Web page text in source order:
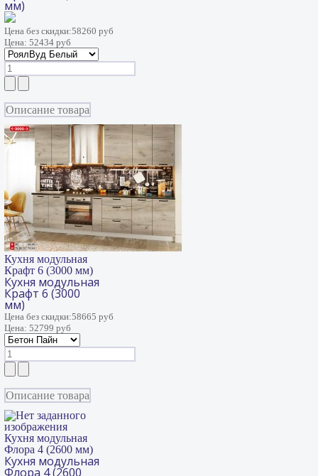
мм)
Цена без скидки:58260 руб
Цена: 52434 руб
Описание товара
Кухня модульная
Крафт 6 (3000 мм)
Кухня модульная
Крафт 6 (3000
мм)
Цена без скидки:58665 руб
Цена: 52799 руб
Описание товара
Кухня модульная
Флора 4 (2600 мм)
Кухня модульная
Флора 4 (2600